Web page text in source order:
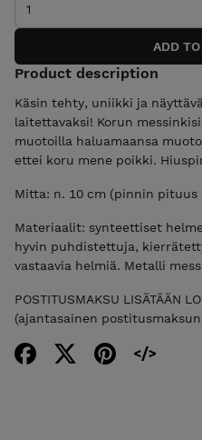
Product description
Käsin tehty, uniikki ja
laitettavaksi! Korun
muotoilla haluamaansa
ettei koru mene poikki.
Mitta: n. 10 cm (pinnin pituus
Materiaalit: synteettiset
hyvin puhdistettuja,
vastaavia helmiä. Metalli
POSTITUSMAKSU LISÄTÄÄN
(ajantasainen